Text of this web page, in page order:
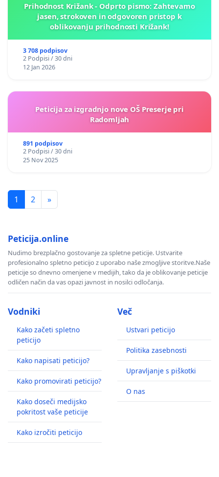
Prihodnost Križank - Odprto pismo: Zahtevamo
jasen, strokoven in odgovoren pristop k
oblikovanju prihodnosti Križank!
3 708 podpisov
2 Podpisi / 30 dni
12 Jan 2026
Peticija za izgradnjo nove OŠ Preserje pri
Radomljah
891 podpisov
2 Podpisi / 30 dni
25 Nov 2025
1 2 »
Peticija.online
Nudimo brezplačno gostovanje za spletne peticije. Ustvarite
profesionalno spletno peticijo z uporabo naše zmogljive storitve.Naše
peticije so dnevno omenjene v medijih, tako da je oblikovanje peticije
odličen način da vas opazi javnost in nosilci odločanja.
Vodniki
Kako začeti spletno
peticijo
Kako napisati peticijo?
Kako promovirati peticijo?
Kako doseči medijsko
pokritost vaše peticije
Kako izročiti peticijo
Več
Ustvari peticijo
Politika zasebnosti
Upravljanje s piškotki
O nas